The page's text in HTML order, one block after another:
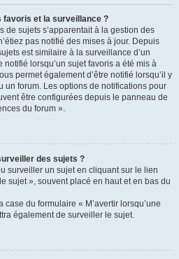
favoris et la surveillance ?
de sujets s’apparentait à la gestion des
pas notifié des mises à jour. Depuis
est similaire à la surveillance d’un
lorsqu’un sujet favoris a été mis à
permet également d’être notifié lorsqu’il y
un forum. Les options de notifications pour
être configurées depuis le panneau de
du forum ».
des sujets ?
surveiller un sujet en cliquant sur le lien
sujet », souvent placé en haut et en bas du
du formulaire « M’avertir lorsqu’une
également de surveiller le sujet.